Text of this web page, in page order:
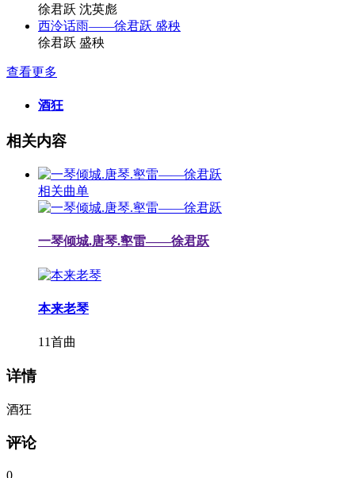
徐君跃 沈英彪
西泠话雨——徐君跃 盛秧
徐君跃 盛秧
查看更多
酒狂
相关内容
相关曲单
一琴倾城.唐琴.壑雷——徐君跃
本来老琴
11首曲
详情
酒狂
评论
0